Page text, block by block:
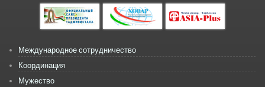
Международное сотрудничество
Координация
Мужество